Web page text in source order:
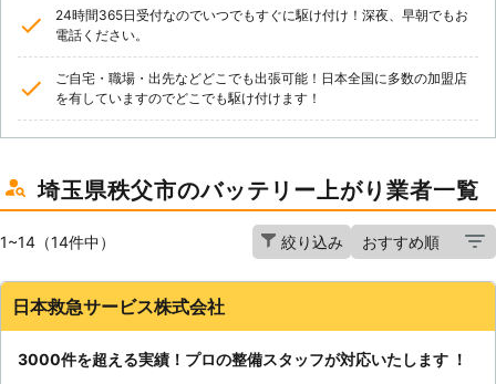
24時間365日受付なのでいつでもすぐに駆け付け！深夜、早朝でもお
電話ください。
ご自宅・職場・出先などどこでも出張可能！日本全国に多数の加盟店
を有していますのでどこでも駆け付けます！
埼玉県秩父市のバッテリー上がり業者一覧
1~14（14件中） 絞り込み
日本救急サービス株式会社
3000件を超える実績！プロの整備スタッフが対応いたします ！